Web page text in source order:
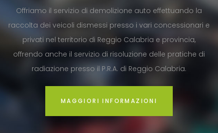
Offriamo il servizio di demolizione auto effettuando la
raccolta dei veicoli dismessi presso i vari concessionari e
privati nel territorio di Reggio Calabria e provincia,
offrendo anche il servizio di risoluzione delle pratiche di
radiazione presso il P.R.A. di Reggio Calabria.
MAGGIORI INFORMAZIONI